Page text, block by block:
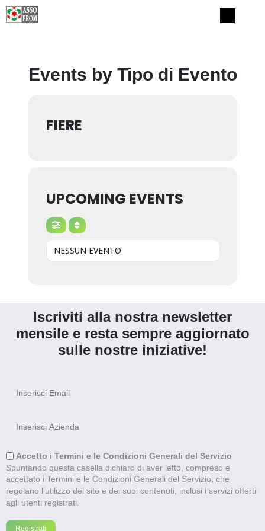
Events by Tipo di Evento
FIERE
UPCOMING EVENTS
NESSUN EVENTO
Iscriviti alla nostra newsletter
mensile e resta sempre aggiornato
sulle nostre iniziative!
Accetto i Termini e le Condizioni Generali del Servizio
Spuntando questa casella dichiaro di aver letto, compreso e
accettato i Termini e le Condizioni Generali del Servizio, che
regolano l’utilizzo del sito e dei suoi contenuti, inclusi i servizi offerti
agli utenti registrati.